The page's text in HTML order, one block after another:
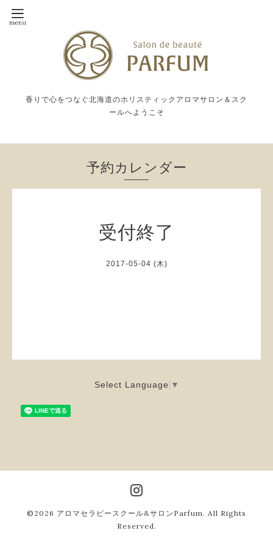
香りで心をつなぐ北海道のホリスティックアロマサロン＆スク
ールへようこそ
予約カレンダー
受付終了
2017-05-04 (木)
Select Language ▼
©2026 アロマセラピースクール&サロンParfum . All Rights
Reserved.